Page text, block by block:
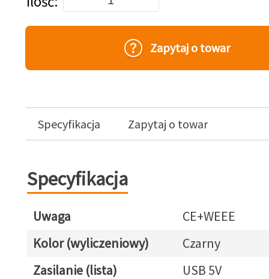
Zapytaj o towar
Specyfikacja Zapytaj o towar
Specyfikacja
Uwaga
CE+WEEE
Kolor (wyliczeniowy)
Czarny
Zasilanie (lista)
USB 5V